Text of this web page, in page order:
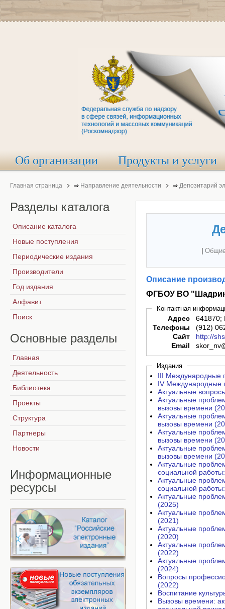
Об организации Продукты и услуги
Главная страница ⇒ Направление деятельности ⇒ Депозитарий
Описание
ФГБОУ ВО
Контактная
Адрес
641870;
Телефоны
(912)
Сайт
http://
Email
Издания
III Международные
IV Международные
Актуальные
Актуальные
вызовы времени
Актуальные
вызовы времени
Актуальные
вызовы времени
Актуальные
вызовы времени
Актуальные
социальной
Актуальные
социальной
Актуальные
(2025)
Актуальные
(2021)
Актуальные
(2020)
Актуальные
(2022)
Актуальные
(2024)
Вопросы
(2022)
Воспитание
Вызовы времени:
Разделы каталога
Описание каталога
Новые поступления
Периодические издания
Производители
Год издания
Алфавит
Поиск
Основные разделы
Главная
Деятельность
Библиотека
Проекты
Структура
Партнеры
Новости
Информационные
ресурсы